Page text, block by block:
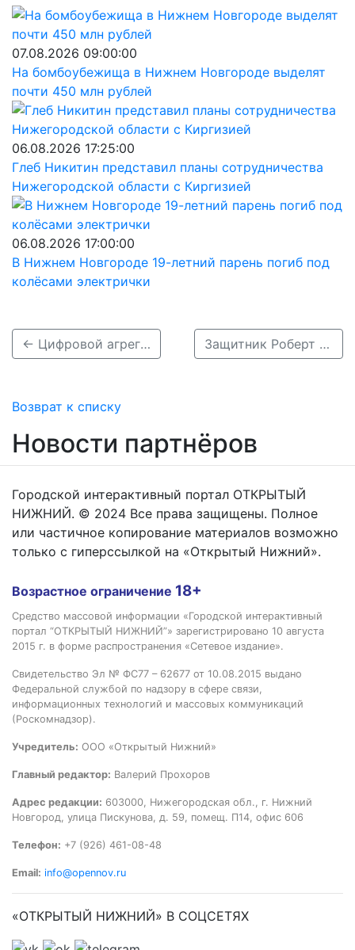
07.08.2026 09:00:00
На бомбоубежища в Нижнем Новгороде выделят
почти 450 млн рублей
06.08.2026 17:25:00
Глеб Никитин представил планы сотрудничества
Нижегородской области с Киргизией
06.08.2026 17:00:00
В Нижнем Новгороде 19-летний парень погиб под
колёсами электрички
← Цифровой агрегатор спорта охватил 76 объектов в Нижегородской области Защитник Роберт Нарделла продлил контракт с «Торпедо» до 2027 года →
Возврат к списку
Новости партнёров
Городской интерактивный портал ОТКРЫТЫЙ
НИЖНИЙ. © 2024 Все права защищены. Полное
или частичное копирование материалов возможно
только с гиперссылкой на «Открытый Нижний».
Возрастное ограничение 18+
Средство массовой информации «Городской интерактивный
портал “ОТКРЫТЫЙ НИЖНИЙ”» зарегистрировано 10 августа
2015 г. в форме распространения «Сетевое издание».
Свидетельство Эл № ФС77 – 62677 от 10.08.2015 выдано
Федеральной службой по надзору в сфере связи,
информационных технологий и массовых коммуникаций
(Роскомнадзор).
Учредитель: ООО «Открытый Нижний»
Главный редактор: Валерий Прохоров
Адрес редакции: 603000, Нижегородская обл., г. Нижний
Новгород, улица Пискунова, д. 59, помещ. П14, офис 606
Телефон: +7 (926) 461-08-48
Email: info@opennov.ru
«ОТКРЫТЫЙ НИЖНИЙ» В СОЦСЕТЯХ